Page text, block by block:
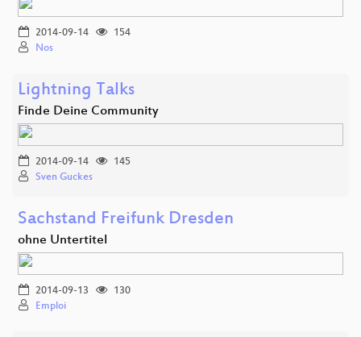
2014-09-14
154
Nos
Lightning Talks
Finde Deine Community
2014-09-14
145
Sven Guckes
Sachstand Freifunk Dresden
ohne Untertitel
2014-09-13
130
Emploi